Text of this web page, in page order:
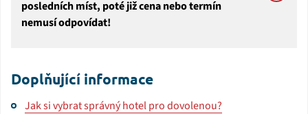
posledních míst, poté již cena nebo termín
nemusí odpovídat!
Doplňující informace
Jak si vybrat správný hotel pro dovolenou?